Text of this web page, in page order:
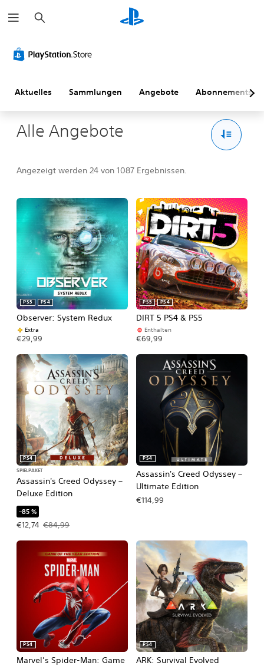
u
c
n
Aktuelles Sammlungen Angebote Abonnements
Alle Angebote
Angezeigt werden 24 von 1087 Ergebnissen.
Observer: System Redux
PS5 PS4
Extra
€29,99
DIRT 5 PS4 & PS5
PS5 PS4
Enthalten
€69,99
Assassin's Creed Odyssey –
Deluxe Edition
PS4
SPIELPAKET
–85 %
€12,74
Angebotspreis: €12,74 Ursprünglicher Preis: €84,99
€84,99
Assassin's Creed Odyssey –
Ultimate Edition
PS4
€114,99
Marvel’s Spider-Man: Game
PS4
ARK: Survival Evolved
PS4